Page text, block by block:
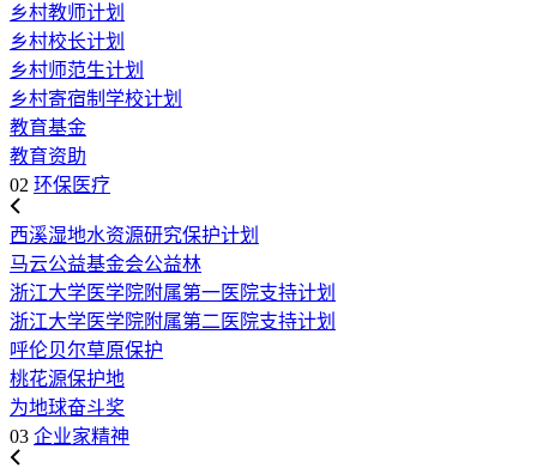
乡村教师计划
乡村校长计划
乡村师范生计划
乡村寄宿制学校计划
教育基金
教育资助
02 环保医疗
西溪湿地水资源研究保护计划
马云公益基金会公益林
浙江大学医学院附属第一医院支持计划
浙江大学医学院附属第二医院支持计划
呼伦贝尔草原保护
桃花源保护地
为地球奋斗奖
03 企业家精神